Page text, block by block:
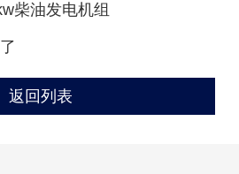
柴油发电机组
返回列表